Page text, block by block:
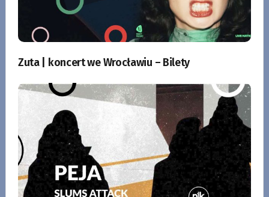
Zuta | koncert we Wrocławiu – Bilety